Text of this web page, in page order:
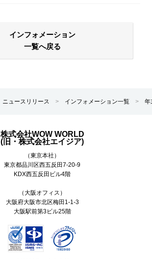
インフォメーション
一覧へ戻る
ニュースリリース > インフォメーション一覧 > 年
株式会社WOW WORLD
(旧・株式会社エイジア)
（東京本社）
東京都品川区西五反田7-20-9
KDX西五反田ビル4階
（大阪オフィス）
大阪府大阪市北区梅田1-1-3
大阪駅前第3ビル25階